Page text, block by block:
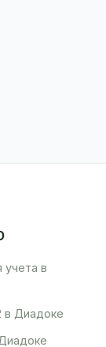
учета в
в Диадоке